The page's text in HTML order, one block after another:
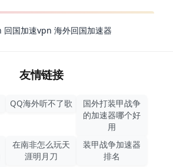
回国加速vpn 海外回国加速器
友情链接
QQ海外听不了歌
国外打装甲战争
的加速器哪个好
用
在南非怎么玩天
涯明月刀
装甲战争加速器
排名